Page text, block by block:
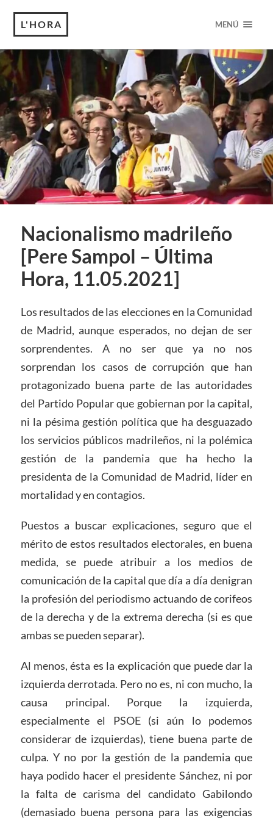
L'HORA MENÚ
Nacionalismo madrileño
[Pere Sampol – Última
Hora, 11.05.2021]
Los resultados de las elecciones en la Comunidad
de Madrid, aunque esperados, no dejan de ser
sorprendentes. A no ser que ya no nos
sorprendan los casos de corrupción que han
protagonizado buena parte de las autoridades
del Partido Popular que gobiernan por la capital,
ni la pésima gestión política que ha desguazado
los servicios públicos madrileños, ni la polémica
gestión de la pandemia que ha hecho la
presidenta de la Comunidad de Madrid, líder en
mortalidad y en contagios.
Puestos a buscar explicaciones, seguro que el
mérito de estos resultados electorales, en buena
medida, se puede atribuir a los medios de
comunicación de la capital que día a día denigran
la profesión del periodismo actuando de corifeos
de la derecha y de la extrema derecha (si es que
ambas se pueden separar).
Al menos, ésta es la explicación que puede dar la
izquierda derrotada. Pero no es, ni con mucho, la
causa principal. Porque la izquierda,
especialmente el PSOE (si aún lo podemos
considerar de izquierdas), tiene buena parte de
culpa. Y no por la gestión de la pandemia que
haya podido hacer el presidente Sánchez, ni por
la falta de carisma del candidato Gabilondo
(demasiado buena persona para las exigencias